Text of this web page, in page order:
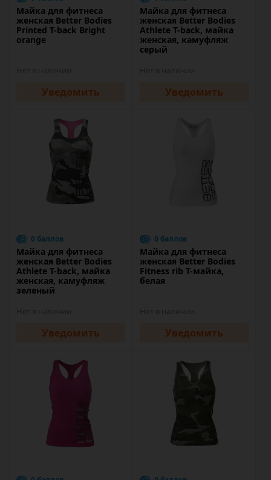
Майка для фитнеса
женская Better Bodies
Printed T-back Bright
orange
Уведомить
Майка для фитнеса
женская Better Bodies
Athlete T-back, майка
женская, камуфляж
серый
Уведомить
0 баллов
Майка для фитнеса
женская Better Bodies
Athlete T-back, майка
женская, камуфляж
зеленый
Уведомить
0 баллов
Майка для фитнеса
женская Better Bodies
Fitness rib T-майка,
белая
Уведомить